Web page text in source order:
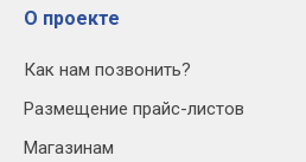
О проекте
Как нам позвонить?
Размещение прайс-листов
Магазинам